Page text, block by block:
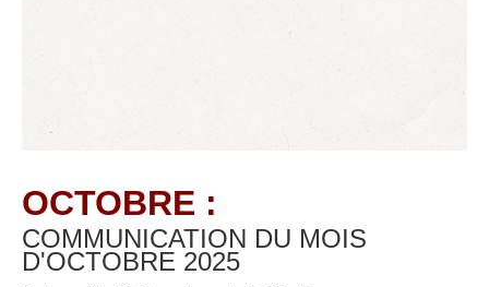
OCTOBRE :
COMMUNICATION DU MOIS
D'OCTOBRE 2025